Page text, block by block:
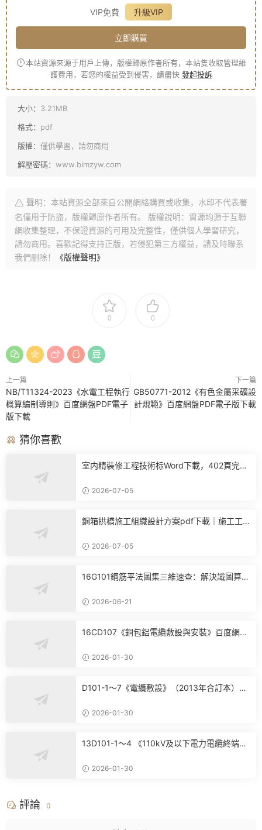
VIP免費
升級VIP
立即購買
本站資源來源于用戶上傳，版權歸原作者所有，本站隻收取管理維
護費用，若您的權益受到侵害，請盡快 發起投訴
大小： 3.21MB
格式： pdf
版權： 僅供學習，請勿商用
解壓密碼： www.bimzyw.com
聲明：本站資源全部來自公開網絡購買或收集，水印不代表署
名僅用于防盜，版權歸原作者所有。 版權說明：資源均源于互聯
網收集整理，不保證資源的可用及完整性，僅供個人學習研究，
請勿商用。喜歡記得支持正版，若侵犯第三方權益，請及時聯系
我們删除！
《版權聲明》
0 0
上一篇
NB/T11324-2023《水電工程執行
概算編制導則》百度網盤PDF電子
版下載
下一篇
GB50771-2012《有色金屬采礦設
計規範》百度網盤PDF電子版下載
猜你喜歡
室内精裝修工程技術标Word下載，402頁完整
2026-07-05
鋼箱拱橋施工組織設計方案pdf下載｜施工工
2026-07-05
16G101鋼筋平法圖集三維速查：解決識圖算
2026-06-21
16CD107《銅包鋁電纜敷設與安裝》百度網盤
2026-01-30
D101-1～7《電纜敷設》（2013年合訂本）百
2026-01-30
13D101-1～4 《110kV及以下電力電纜終端和
載 2026-01-30
評論 0